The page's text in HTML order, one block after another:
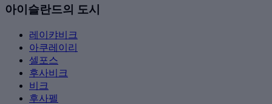
아이슬란드의 도시
레이캬비크
아쿠레이리
셀포스
후사비크
비크
후사펠